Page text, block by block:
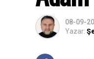
08-09-
Yazar: